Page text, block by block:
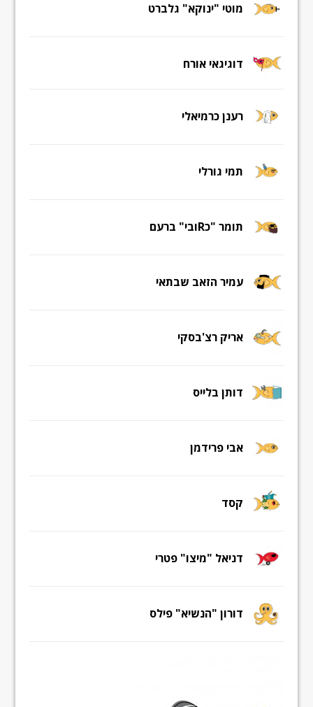
מוטי "ינוקא" גלברט
דוגיגאי אורח
רענן כרמיאלי
תמי גורלי
תומר "כRובי" ברעם
עמיר הזאב שבתאי
אריק רצ'בסקי
דותן בלייס
אבי פרידמן
קסד
דניאל "מיצו" פטרי
דורון "הנשיא" פילס